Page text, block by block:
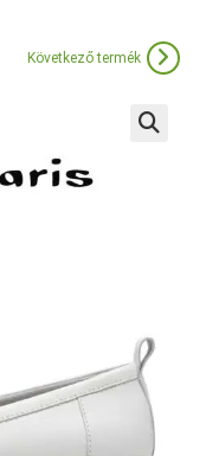
Következő termék